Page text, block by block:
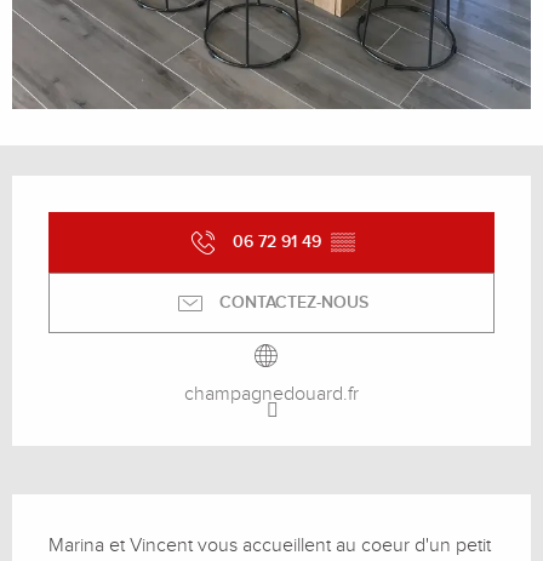
06 72 91 49 ▒▒
CONTACTEZ-NOUS
champagnedouard.fr
Marina et Vincent vous accueillent au coeur d'un petit